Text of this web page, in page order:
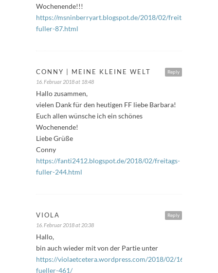
Wochenende!!!
https://msninberryart.blogspot.de/2018/02/freitags-
fuller-87.html
Reply
CONNY | MEINE KLEINE WELT
16. Februar 2018 at 18:48
Hallo zusammen,
vielen Dank für den heutigen FF liebe Barbara!
Euch allen wünsche ich ein schönes
Wochenende!
Liebe Grüße
Conny
https://fanti2412.blogspot.de/2018/02/freitags-
fuller-244.html
Reply
VIOLA
16. Februar 2018 at 20:38
Hallo,
bin auch wieder mit von der Partie unter
https://violaetcetera.wordpress.com/2018/02/16/freitags-
fueller-461/